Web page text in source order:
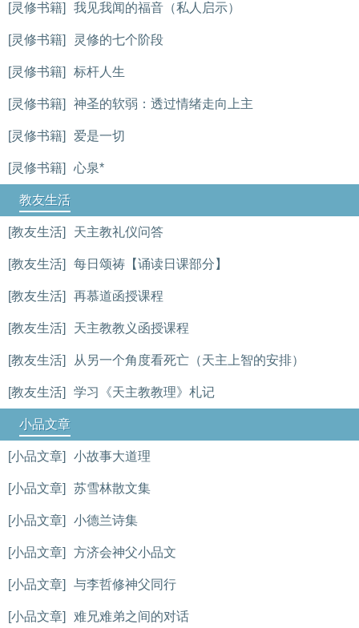
[灵修书籍] 我见我闻的福音（私人启示）
[灵修书籍] 灵修的七个阶段
[灵修书籍] 标杆人生
[灵修书籍] 神圣的软弱：透过情绪走向上主
[灵修书籍] 爱是一切
[灵修书籍] 心泉*
教友生活
[教友生活] 天主教礼仪问答
[教友生活] 每日颂祷【诵读日课部分】
[教友生活] 再慕道函授课程
[教友生活] 天主教教义函授课程
[教友生活] 从另一个角度看死亡（天主上智的安排）
[教友生活] 学习《天主教教理》札记
小品文章
[小品文章] 小故事大道理
[小品文章] 苏雪林散文集
[小品文章] 小德兰诗集
[小品文章] 方济会神父小品文
[小品文章] 与李哲修神父同行
[小品文章] 难兄难弟之间的对话